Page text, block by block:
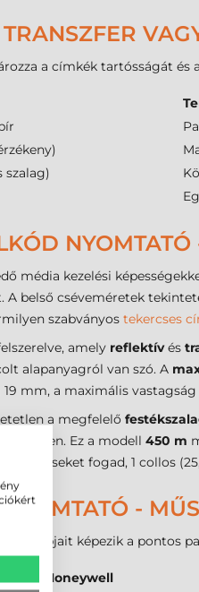
a címkék tartósságát és
szalag)
média kezelési
belső cséveméretek
szabványos tekercses
amely reflektívés
alapanyagról van szó. A
mm, a maximális
a megfelelő
Ez a modell 450 m
tekercseket fogad, 1 collos
-
alapjait képezik a pontos
Honeywell